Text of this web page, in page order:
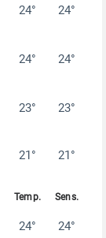
24° 24°
24° 24°
23° 23°
21° 21°
24° 24°